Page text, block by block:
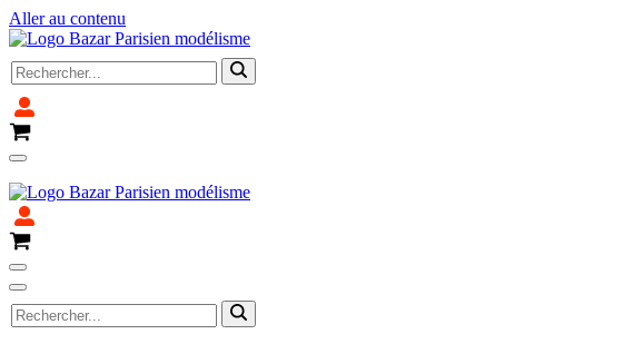
Aller au contenu
Rechercher...
Panier
Menu
de
navigation
Panier
Menu
de
navigation
Menu
de
navigation
Rechercher...